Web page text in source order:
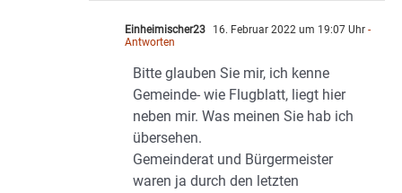
Einheimischer23 16. Februar 2022 um 19:07 Uhr -
Antworten
Bitte glauben Sie mir, ich kenne
Gemeinde- wie Flugblatt, liegt hier
neben mir. Was meinen Sie hab ich
übersehen.
Gemeinderat und Bürgermeister
waren ja durch den letzten